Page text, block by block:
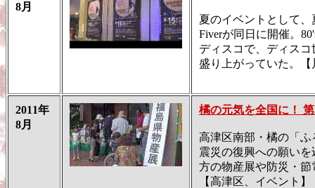
8月
夏のイベントとして、
Fiverが同日に開催。
ディスコで、ディス
盛り上がっていた。
2011年
8月
橘の元気を全国に！
高津区南部・橘の「
震災の復興への願い
方の物産展や防災・
【高津区、イベント】